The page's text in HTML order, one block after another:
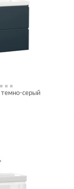
темно-серый